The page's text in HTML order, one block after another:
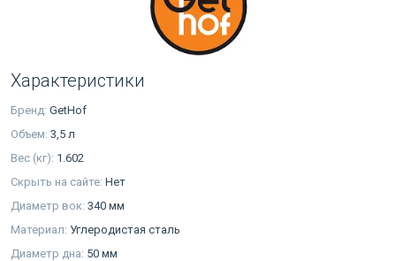
Характеристики
Бренд: GetHof
Объем: 3,5 л
Вес (кг): 1.602
Скрыть на сайте: Нет
Диаметр вок: 340 мм
Материал: Углеродистая сталь
Диаметр дна: 50 мм